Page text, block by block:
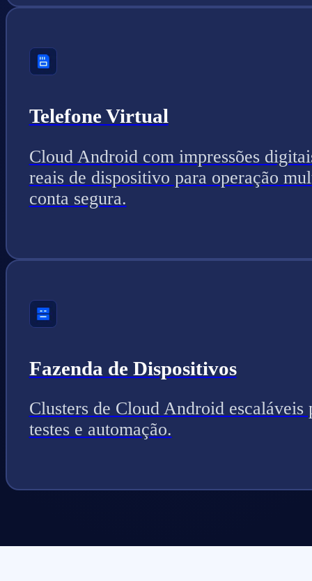
Telefone Virtual
Cloud Android com impressões
reais de dispositivo para operação
conta segura.
Fazenda de Dispositivos
Clusters de Cloud Android escaláveis
testes e automação.